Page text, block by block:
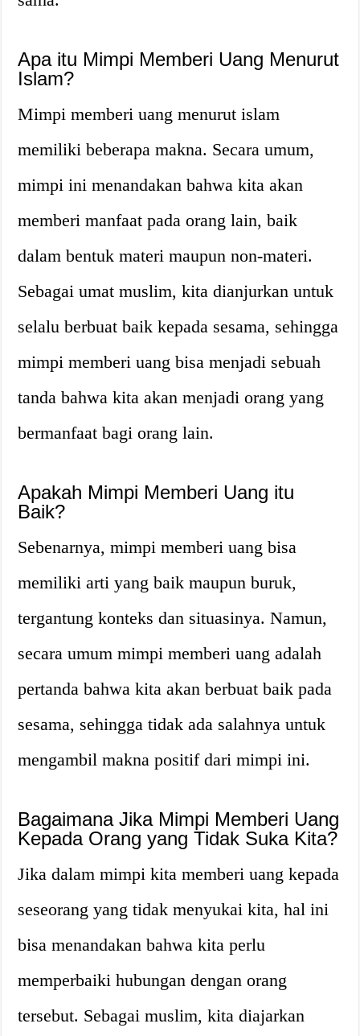
Apa itu Mimpi Memberi Uang Menurut
Islam?
Mimpi memberi uang menurut islam
memiliki beberapa makna. Secara umum,
mimpi ini menandakan bahwa kita akan
memberi manfaat pada orang lain, baik
dalam bentuk materi maupun non-materi.
Sebagai umat muslim, kita dianjurkan untuk
selalu berbuat baik kepada sesama, sehingga
mimpi memberi uang bisa menjadi sebuah
tanda bahwa kita akan menjadi orang yang
bermanfaat bagi orang lain.
Apakah Mimpi Memberi Uang itu
Baik?
Sebenarnya, mimpi memberi uang bisa
memiliki arti yang baik maupun buruk,
tergantung konteks dan situasinya. Namun,
secara umum mimpi memberi uang adalah
pertanda bahwa kita akan berbuat baik pada
sesama, sehingga tidak ada salahnya untuk
mengambil makna positif dari mimpi ini.
Bagaimana Jika Mimpi Memberi Uang
Kepada Orang yang Tidak Suka Kita?
Jika dalam mimpi kita memberi uang kepada
seseorang yang tidak menyukai kita, hal ini
bisa menandakan bahwa kita perlu
memperbaiki hubungan dengan orang
tersebut. Sebagai muslim, kita diajarkan